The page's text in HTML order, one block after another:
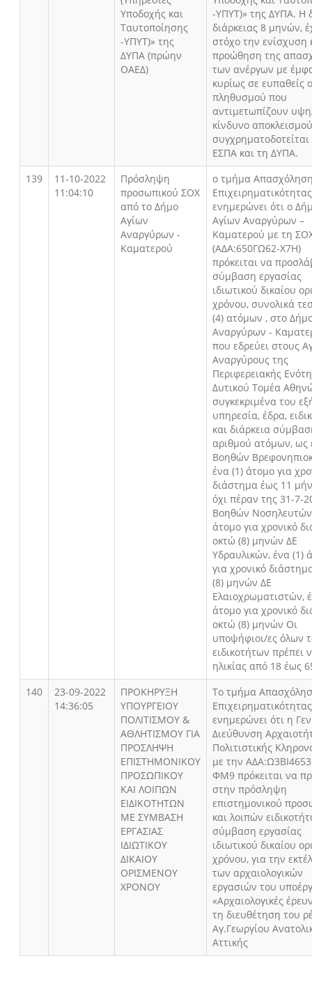
Υποδοχής και
Ταυτοποίησης
-ΥΠΥΤ)» της
ΔΥΠΑ (πρώην
ΟΑΕΔ)
-ΥΠΥΤ)» της ΔΥΠΑ. Η
διάρκειας 8 μηνών,
στόχο την ενίσχυση
προώθηση της
των ανέργων με
κυρίως σε ευπαθείς
πληθυσμού που
αντιμετωπίζουν
κίνδυνο
ΕΣΠΑ και τη ΔΥΠΑ.
139
11-10-2022
11:04:10
Πρόσληψη
προσωπικού ΣΟΧ
από το Δήμο
Αγίων
Αναργύρων -
Καματερού
ο τμήμα
ενημερώνει ότι ο
Αγίων Αναργύρων –
Καματερού με τη
(ΑΔΑ:650ΓΩ62-Χ7Η)
πρόκειται να
σύμβαση εργασίας
ιδιωτικού δικαίου
χρόνου, συνολικά
(4) ατόμων , στο
Αναργύρων -
που εδρεύει στους
Αναργύρους της
Περιφερειακής
Δυτικού Τομέα
συγκεκριμένα του
υπηρεσία, έδρα,
και διάρκεια
αριθμού ατόμων, ως
Βοηθών
ένα (1) άτομο για
διάστημα έως 11
όχι πέραν της 31-7-
Βοηθών
άτομο για χρονικό
οκτώ (8) μηνών ΔΕ
Υδραυλικών, ένα (1)
για χρονικό
(8) μηνών ΔΕ
Ελαιοχρωματιστών,
άτομο για χρονικό
οκτώ (8) μηνών Οι
υποψήφιοι/ες όλων
ειδικοτήτων πρέπει
ηλικίας από 18 έως
140
23-09-2022
14:36:05
ΠΡΟΚΗΡΥΞΗ
ΥΠΟΥΡΓΕΙΟΥ
ΠΟΛΙΤΙΣΜΟΥ &
ΑΘΛΗΤΙΣΜΟΥ ΓΙΑ
ΠΡΟΣΛΗΨΗ
ΕΠΙΣΤΗΜΟΝΙΚΟΥ
ΠΡΟΣΩΠΙΚΟΥ
ΚΑΙ ΛΟΙΠΩΝ
ΕΙΔΙΚΟΤΗΤΩΝ
ΜΕ ΣΥΜΒΑΣΗ
ΕΡΓΑΣΙΑΣ
ΙΔΙΩΤΙΚΟΥ
ΔΙΚΑΙΟΥ
ΟΡΙΣΜΕΝΟΥ
ΧΡΟΝΟΥ
Το τμήμα
ενημερώνει ότι η
Διεύθυνση
Πολιτιστικής
με την
ΦΜ9 πρόκειται να
στην πρόσληψη
επιστημονικού
και λοιπών
σύμβαση εργασίας
ιδιωτικού δικαίου
χρόνου, για την
των αρχαιολογικών
εργασιών του
«Αρχαιολογικές
τη διευθέτηση του
Αγ.Γεωργίου
Αττικής